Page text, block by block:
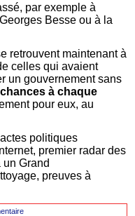
par exemple à
Besse ou à la
retrouvent maintenant à
celles qui avaient
un gouvernement sans
à chaque
pour eux, au
politiques
premier radar des
Grand
preuves à